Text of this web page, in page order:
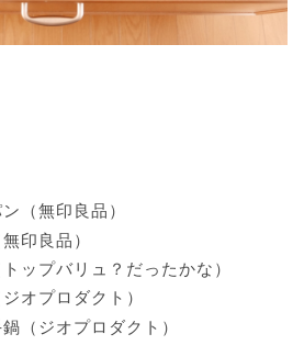
（無印良品）
印良品）
ップバリュ？だったかな）
オプロダクト）
（ジオプロダクト）